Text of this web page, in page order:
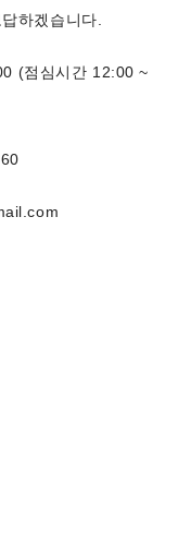
하겠습니다.
(점심시간 12:00 ~